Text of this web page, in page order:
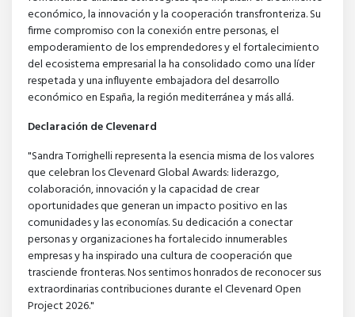
económico, la innovación y la cooperación transfronteriza. Su
firme compromiso con la conexión entre personas, el
empoderamiento de los emprendedores y el fortalecimiento
del ecosistema empresarial la ha consolidado como una líder
respetada y una influyente embajadora del desarrollo
económico en España, la región mediterránea y más allá.
Declaración de Clevenard
"Sandra Torrighelli representa la esencia misma de los valores
que celebran los Clevenard Global Awards: liderazgo,
colaboración, innovación y la capacidad de crear
oportunidades que generan un impacto positivo en las
comunidades y las economías. Su dedicación a conectar
personas y organizaciones ha fortalecido innumerables
empresas y ha inspirado una cultura de cooperación que
trasciende fronteras. Nos sentimos honrados de reconocer sus
extraordinarias contribuciones durante el Clevenard Open
Project 2026."